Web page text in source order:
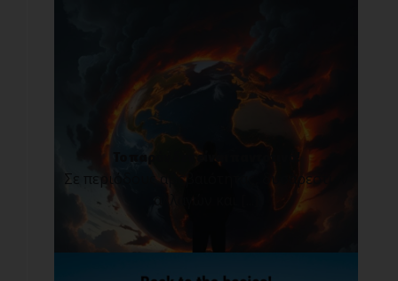
Το παρόν δεν είναι παντοτινό!
Σε περιόδους αβεβαιότητας, δυσάρεστων